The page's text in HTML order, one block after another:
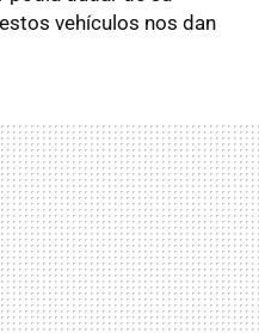
vehículos nos dan